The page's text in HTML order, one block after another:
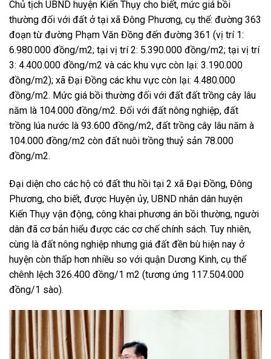
Chủ tịch UBND huyện Kiến Thụy cho biết, mức giá bồi
thường đối với đất ở tại xã Đông Phương, cụ thể: đường 363
đoạn từ đường Phạm Văn Đồng đến đường 361 (vị trí 1:
6.980.000 đồng/m2; tại vị trí 2: 5.390.000 đồng/m2; tại vị trí
3: 4.400.000 đồng/m2 và các khu vực còn lại: 3.190.000
đồng/m2); xã Đại Đồng các khu vực còn lại: 4.480.000
đồng/m2. Mức giá bồi thường đối với đất đất trồng cây lâu
năm là 104.000 đồng/m2. Đối với đất nông nghiệp, đất
trồng lúa nước là 93.600 đồng/m2, đất trồng cây lâu năm à
104.000 đồng/m2 còn đất nuôi trồng thuỷ sản 78.000
đồng/m2.
Đại diện cho các hộ có đất thu hồi tại 2 xã Đại Đồng, Đông
Phương, cho biết, được Huyện ủy, UBND nhân dân huyện
Kiến Thụy vận động, công khai phương án bồi thường, người
dân đã cơ bản hiểu được các cơ chế chính sách. Tuy nhiên,
cùng là đất nông nghiệp nhưng giá đất đền bù hiện nay ở
huyện còn thấp hơn nhiều so với quận Dương Kinh, cụ thể
chênh lệch 326.400 đồng/1 m2 (tương ứng 117.504.000
đồng/1 sào).